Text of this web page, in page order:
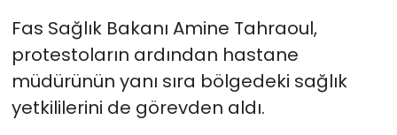
Fas Sağlık Bakanı Amine Tahraoul,
protestoların ardından hastane
müdürünün yanı sıra bölgedeki sağlık
yetkililerini de görevden aldı.